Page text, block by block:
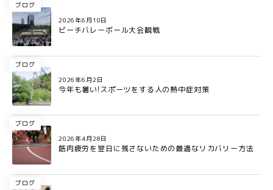
ブログ
2026年6月10日
ビーチバレーボール大会観戦
ブログ
2026年6月2日
今年も暑い!スポーツをする人の熱中症対策
ブログ
2026年4月28日
筋肉疲労を翌日に残さないための最適なリカバリー方法
ブログ